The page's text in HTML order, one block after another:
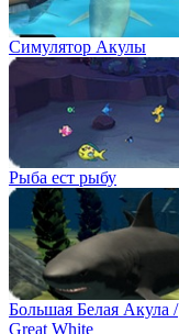
Симулятор Акулы
Рыба ест рыбу
Большая Белая Акула /
Great White